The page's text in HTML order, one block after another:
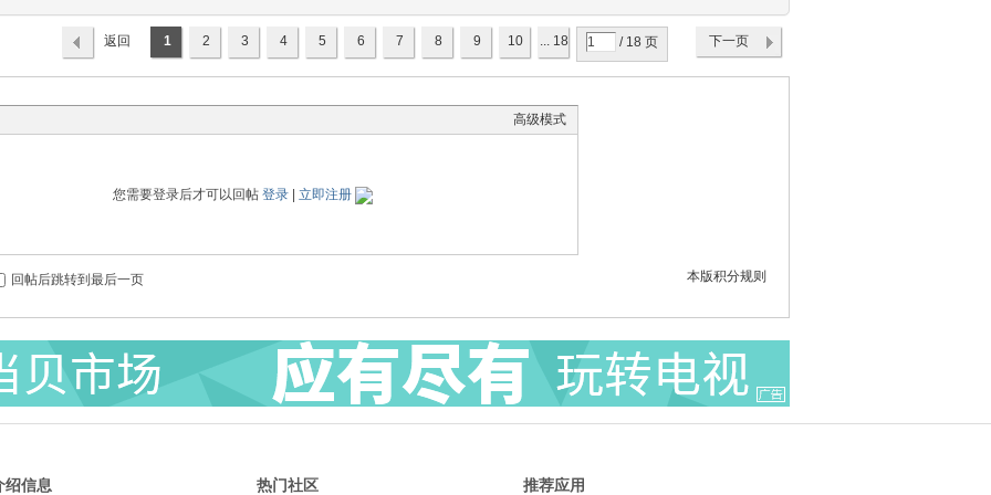
1 2 3 4 5 6 7 8 9 10 ... 18 / 18 页 下一页
返回
高级模式
您需要登录后才可以回帖 登录 立即注册
本版积分规则
回帖后跳转到最后一页
推荐应用
热门社区
绍信息